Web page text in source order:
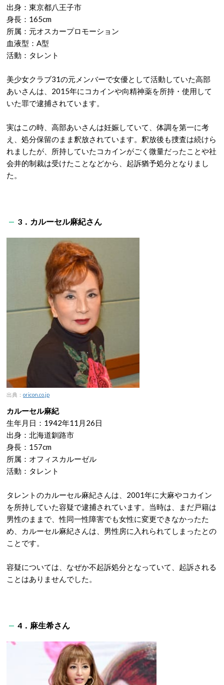
出身：東京都八王子市
身長：165cm
所属：元オスカープロモーション
血液型：A型
活動：タレント
美少女クラブ31の元メンバーで女優として活動していた高部
あいさんは、2015年にコカインや向精神薬を所持・使用して
いた罪で逮捕されています。
実はこの時、高部あいさんは妊娠していて、体調を第一に考
え、処分保留のまま釈放されています。釈放後も捜査は続けら
れましたが、所持していたコカインがごく微量だったことや社
会井的制裁は受けたことなどから、起訴猶予処分となりまし
た。
3．カルーセル麻紀さん
出典： oricon.co.jp
カルーセル麻紀
生年月日：1942年11月26日
出身：北海道釧路市
身長：157cm
所属：オフィスカルーゼル
活動：タレント
タレントのカルーセル麻紀さんは、2001年に大麻やコカイン
を所持していた容疑で逮捕されています。当時は、まだ戸籍は
男性のままで、性同一性障害でも女性に変更できなかったた
め、カルーセル麻紀さんは、男性房に入れられてしまったとの
ことです。
容疑については、なぜか不起訴処分となっていて、起訴される
ことはありませんでした。
4．麻生希さん